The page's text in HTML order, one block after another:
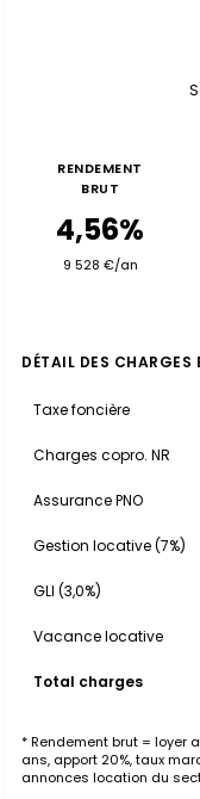
RENDEMENT
BRUT
4,56%
9 528 €/an
DÉTAIL DES CHARGES
Taxe foncière
Charges copro. NR
Assurance PNO
Gestion locative (7%)
GLI (3,0%)
Vacance locative
Total charges
* Rendement brut = loyer
ans, apport 20%, taux
annonces location du